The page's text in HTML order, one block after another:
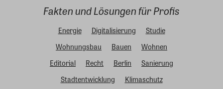
Fakten und Lösungen für Profis
Energie Digitalisierung
Studie
Wohnungsbau
Bauen
Wohnen
Editorial
Recht Berlin
Sanierung
Stadtentwicklung
Klimaschutz